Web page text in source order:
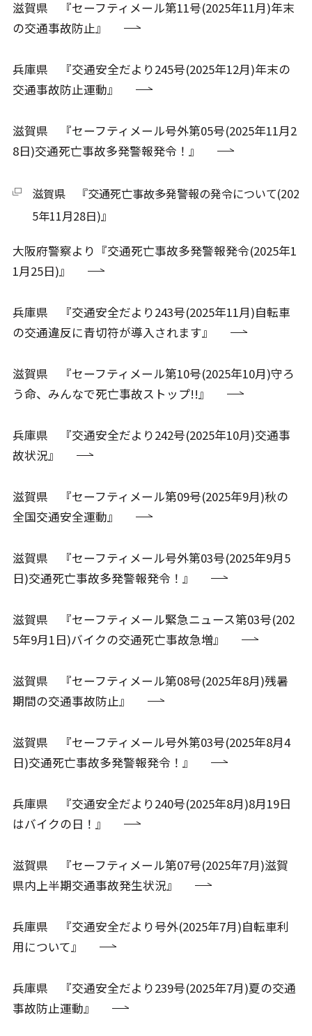
滋賀県 『セーフティメール第11号(2025年11月)年末
の交通事故防止』
兵庫県 『交通安全だより245号(2025年12月)年末の
交通事故防止運動』
滋賀県 『セーフティメール号外第05号(2025年11月2
8日)交通死亡事故多発警報発令！』
滋賀県 『交通死亡事故多発警報の発令について(202
5年11月28日)』
大阪府警察より『交通死亡事故多発警報発令(2025年1
1月25日)』
兵庫県 『交通安全だより243号(2025年11月)自転車
の交通違反に青切符が導入されます』
滋賀県 『セーフティメール第10号(2025年10月)守ろ
う命、みんなで死亡事故ストップ!!』
兵庫県 『交通安全だより242号(2025年10月)交通事
故状況』
滋賀県 『セーフティメール第09号(2025年9月)秋の
全国交通安全運動』
滋賀県 『セーフティメール号外第03号(2025年9月5
日)交通死亡事故多発警報発令！』
滋賀県 『セーフティメール緊急ニュース第03号(202
5年9月1日)バイクの交通死亡事故急増』
滋賀県 『セーフティメール第08号(2025年8月)残暑
期間の交通事故防止』
滋賀県 『セーフティメール号外第03号(2025年8月4
日)交通死亡事故多発警報発令！』
兵庫県 『交通安全だより240号(2025年8月)8月19日
はバイクの日！』
滋賀県 『セーフティメール第07号(2025年7月)滋賀
県内上半期交通事故発生状況』
兵庫県 『交通安全だより号外(2025年7月)自転車利
用について』
兵庫県 『交通安全だより239号(2025年7月)夏の交通
事故防止運動』